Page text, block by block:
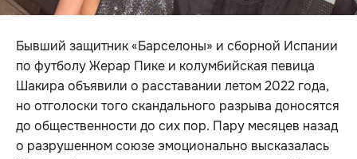
Бывший защитник «Барселоны» и сборной Испании
по футболу Жерар Пике и колумбийская певица
Шакира объявили о расставании летом 2022 года,
но отголоски того скандального разрыва доносятся
до общественности до сих пор. Пару месяцев назад
о разрушенном союзе эмоционально высказалась